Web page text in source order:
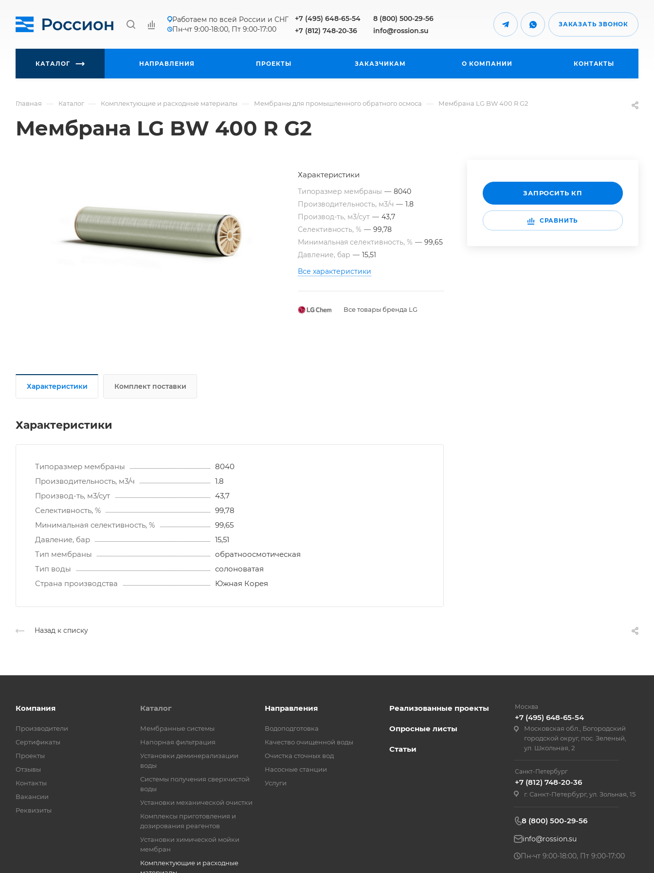
Работаем по всей России и СНГ
Пн-чт 9:00-18:00, Пт 9:00-17:00
+7 (495) 648-65-54
+7 (812) 748-20-36
8 (800) 500-29-56
info@rossion.su
ЗАКАЗАТЬ ЗВОНОК
КАТАЛОГ НАПРАВЛЕНИЯ ПРОЕКТЫ ЗАКАЗЧИКАМ О КОМПАНИИ КОНТАКТЫ
Главная — Каталог — Комплектующие и расходные материалы — Мембраны для промышленного обратного осмоса — Мембрана LG BW 400 R G2
Мембрана LG BW 400 R G2
ЗАПРОСИТЬ КП
СРАВНИТЬ
Характеристики
Типоразмер мембраны — 8040
Производительность, м3/ч — 1.8
Производ-ть, м3/сут — 43,7
Селективность, % — 99,78
Минимальная селективность, % — 99,65
Давление, бар — 15,51
Все характеристики
Все товары бренда LG
Характеристики Комплект поставки
Характеристики
Типоразмер мембраны
8040
Производительность, м3/ч
1.8
Производ-ть, м3/сут
43,7
Селективность, %
99,78
Минимальная селективность, %
99,65
Давление, бар
15,51
Тип мембраны
обратноосмотическая
Тип воды
солоноватая
Страна производства
Южная Корея
Назад к списку
Компания
Производители
Сертификаты
Проекты
Отзывы
Контакты
Вакансии
Реквизиты
Каталог
Мембранные системы
Напорная фильтрация
Установки деминерализации
воды
Системы получения сверхчистой
воды
Установки механической очистки
Комплексы приготовления и
дозирования реагентов
Установки химической мойки
мембран
Комплектующие и расходные
Направления
Водоподготовка
Качество очищенной воды
Очистка сточных вод
Насосные станции
Услуги
Реализованные проекты
Опросные листы
Статьи
Москва
+7 (495) 648-65-54
Московская обл., Богородский
городской округ, пос. Зеленый,
ул. Школьная, 2
Санкт-Петербург
+7 (812) 748-20-36
г. Санкт-Петербург, ул. Зольная, 15
8 (800) 500-29-56
info@rossion.su
Пн-чт 9:00-18:00, Пт 9:00-17:00